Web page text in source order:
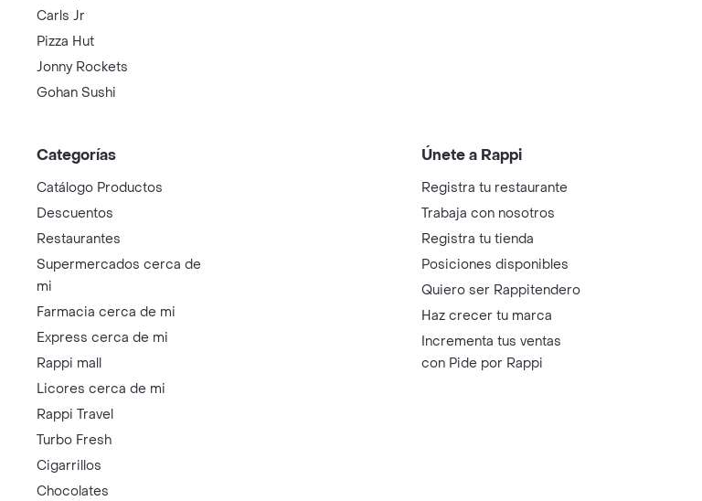
Carls Jr
Pizza Hut
Jonny Rockets
Gohan Sushi
Categorías
Catálogo Productos
Descuentos
Restaurantes
Supermercados cerca de
mi
Farmacia cerca de mi
Express cerca de mi
Rappi mall
Licores cerca de mi
Rappi Travel
Turbo Fresh
Cigarrillos
Chocolates
Únete a Rappi
Registra tu restaurante
Trabaja con nosotros
Registra tu tienda
Posiciones disponibles
Quiero ser Rappitendero
Haz crecer tu marca
Incrementa tus ventas
con Pide por Rappi